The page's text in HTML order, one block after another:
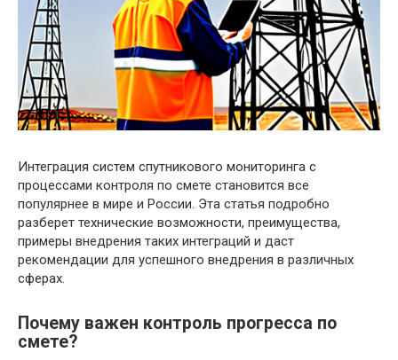
Интеграция систем спутникового мониторинга с
процессами контроля по смете становится все
популярнее в мире и России. Эта статья подробно
разберет технические возможности, преимущества,
примеры внедрения таких интеграций и даст
рекомендации для успешного внедрения в различных
сферах.
Почему важен контроль прогресса по
смете?